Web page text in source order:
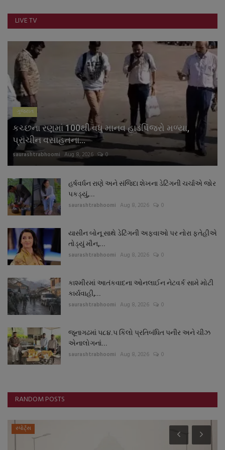
નાણાંકીય સમાચાર
સ્થાનિક સમાચાર
સ્પોર્ટ્સ
રાશિફળ
ગુનાખોરી
બોલિવૂડ
સ્વાસ્થ્ય
LIVE TV
ગુજરાત
કચ્છના રણમાં 100થી વધુ માનવ હાડપિંજરો મળ્યા,
પ્રાચીન વસાહતના...
saurashtrabhoomi Aug 8, 2026 0
હર્ષવર્ધન રાણે અને સંજિદા શેખના ડેટિંગની ચર્ચાએ જોર
પકડ્યું,...
saurashtrabhoomi Aug 8, 2026 0
યાસીન બોનૂ સાથે ડેટિંગની અફવાઓ પર નોરા ફતેહીએ
તોડ્યું મૌન,...
saurashtrabhoomi Aug 8, 2026 0
કાશ્મીરમાં આતંકવાદના ઓનલાઈન નેટવર્ક સામે મોટી
કાર્યવાહી,...
saurashtrabhoomi Aug 8, 2026 0
જૂનાગઢમાં ૫૮૪.૫ કિલો પ્રતિબંધિત પનીર અને ચીઝ
એનાલોગનાં...
saurashtrabhoomi Aug 8, 2026 0
RANDOM POSTS
સ્પોર્ટ્સ